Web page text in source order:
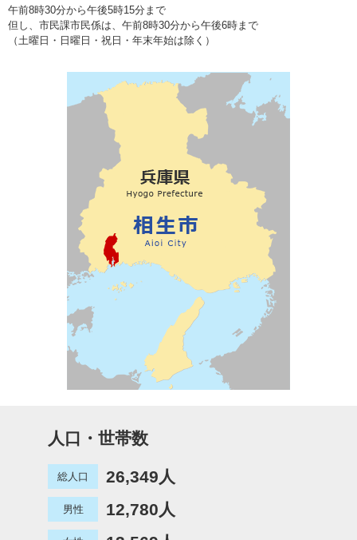
午前8時30分から午後5時15分まで
但し、市民課市民係は、午前8時30分から午後6時まで
（土曜日・日曜日・祝日・年末年始は除く）
人口・世帯数
総人口 26,349人
男性 12,780人